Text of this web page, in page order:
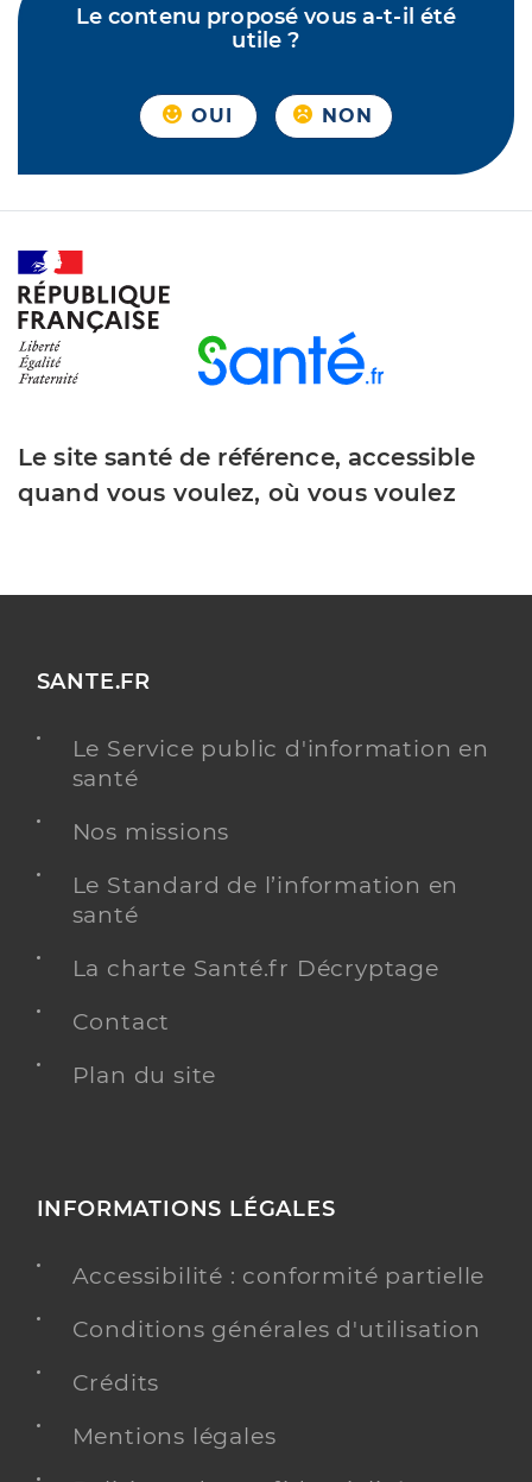
Le contenu proposé vous a-t-il été
utile ?
OUI NON
Le site santé de référence, accessible
quand vous voulez, où vous voulez
SANTE.FR
Le Service public d'information en
santé
Nos missions
Le Standard de l’information en
santé
La charte Santé.fr Décryptage
Contact
Plan du site
INFORMATIONS LÉGALES
Accessibilité : conformité partielle
Conditions générales d'utilisation
Crédits
Mentions légales